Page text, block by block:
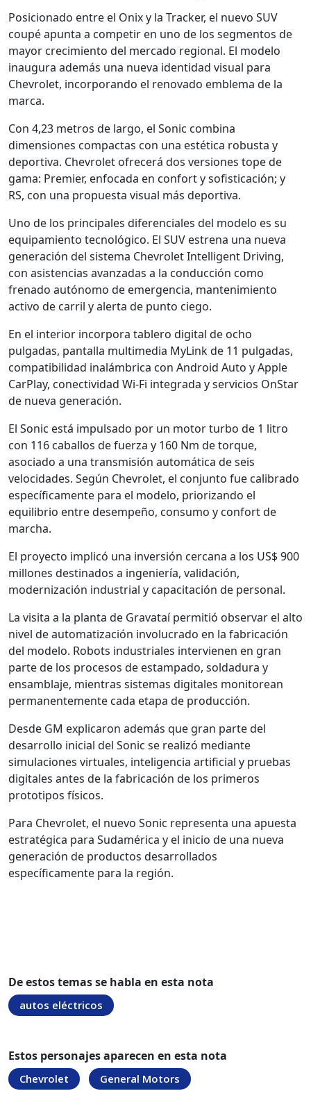
Posicionado entre el Onix y la Tracker, el nuevo SUV
coupé apunta a competir en uno de los segmentos de
mayor crecimiento del mercado regional. El modelo
inaugura además una nueva identidad visual para
Chevrolet, incorporando el renovado emblema de la
marca.
Con 4,23 metros de largo, el Sonic combina
dimensiones compactas con una estética robusta y
deportiva. Chevrolet ofrecerá dos versiones tope de
gama: Premier, enfocada en confort y sofisticación; y
RS, con una propuesta visual más deportiva.
Uno de los principales diferenciales del modelo es su
equipamiento tecnológico. El SUV estrena una nueva
generación del sistema Chevrolet Intelligent Driving,
con asistencias avanzadas a la conducción como
frenado autónomo de emergencia, mantenimiento
activo de carril y alerta de punto ciego.
En el interior incorpora tablero digital de ocho
pulgadas, pantalla multimedia MyLink de 11 pulgadas,
compatibilidad inalámbrica con Android Auto y Apple
CarPlay, conectividad Wi-Fi integrada y servicios OnStar
de nueva generación.
El Sonic está impulsado por un motor turbo de 1 litro
con 116 caballos de fuerza y 160 Nm de torque,
asociado a una transmisión automática de seis
velocidades. Según Chevrolet, el conjunto fue calibrado
específicamente para el modelo, priorizando el
equilibrio entre desempeño, consumo y confort de
marcha.
El proyecto implicó una inversión cercana a los US$ 900
millones destinados a ingeniería, validación,
modernización industrial y capacitación de personal.
La visita a la planta de Gravataí permitió observar el alto
nivel de automatización involucrado en la fabricación
del modelo. Robots industriales intervienen en gran
parte de los procesos de estampado, soldadura y
ensamblaje, mientras sistemas digitales monitorean
permanentemente cada etapa de producción.
Desde GM explicaron además que gran parte del
desarrollo inicial del Sonic se realizó mediante
simulaciones virtuales, inteligencia artificial y pruebas
digitales antes de la fabricación de los primeros
prototipos físicos.
Para Chevrolet, el nuevo Sonic representa una apuesta
estratégica para Sudamérica y el inicio de una nueva
generación de productos desarrollados
específicamente para la región.
De estos temas se habla en esta nota
autos eléctricos
Estos personajes aparecen en esta nota
Chevrolet General Motors